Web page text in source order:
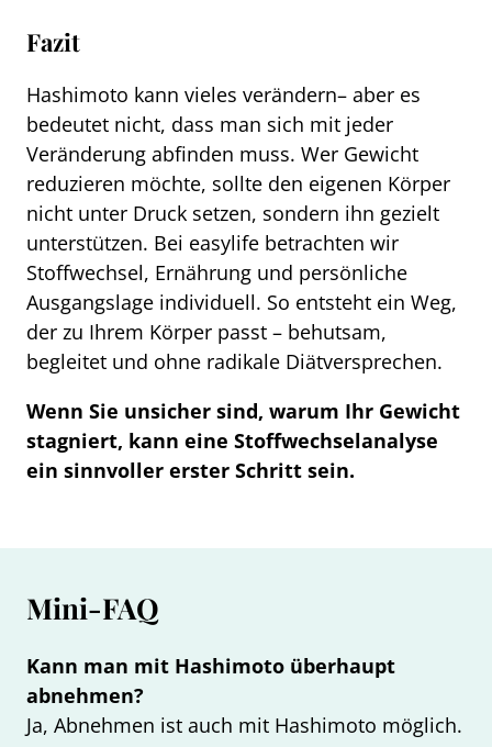
Fazit
Hashimoto kann vieles verändern– aber es
bedeutet nicht, dass man sich mit jeder
Veränderung abfinden muss. Wer Gewicht
reduzieren möchte, sollte den eigenen Körper
nicht unter Druck setzen, sondern ihn gezielt
unterstützen. Bei easylife betrachten wir
Stoffwechsel, Ernährung und persönliche
Ausgangslage individuell. So entsteht ein Weg,
der zu Ihrem Körper passt – behutsam,
begleitet und ohne radikale Diätversprechen.
Wenn Sie unsicher sind, warum Ihr Gewicht
stagniert, kann eine Stoffwechselanalyse
ein sinnvoller erster Schritt sein.
Mini-FAQ
Kann man mit Hashimoto überhaupt
abnehmen?
Ja, Abnehmen ist auch mit Hashimoto möglich.